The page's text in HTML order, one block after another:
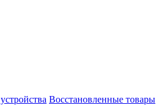
Восстановленные товары